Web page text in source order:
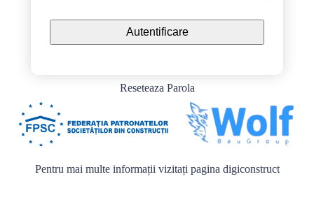
Reseteaza Parola
Pentru mai multe informații vizitați pagina digiconstruct